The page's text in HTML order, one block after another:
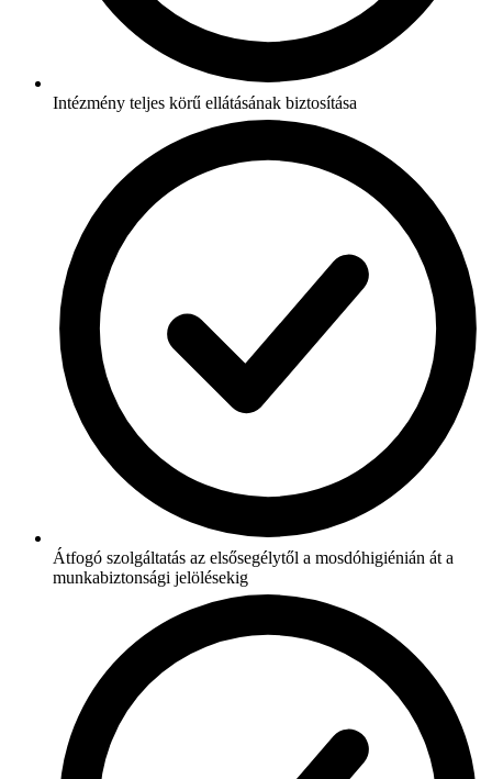
Intézmény teljes körű ellátásának biztosítása
Átfogó szolgáltatás az elsősegélytől a mosdóhigiénián át a
munkabiztonsági jelölésekig